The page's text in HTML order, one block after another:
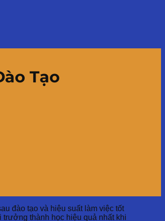
Tạo
đào tạo và hiệu suất làm việc tốt
thành học hiệu quả nhất khi